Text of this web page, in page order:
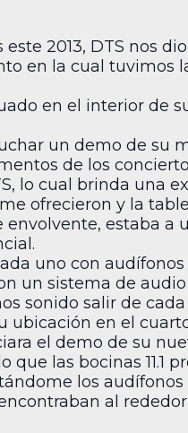
2013, DTS nos
en la cual
en el interior de
un demo de su
de los
lo cual brinda una
ofrecieron y la
estaba a
uno con audífonos
un sistema de audio
sonido salir de
en el
el demo de su
las bocinas 11.1
los
al rededor